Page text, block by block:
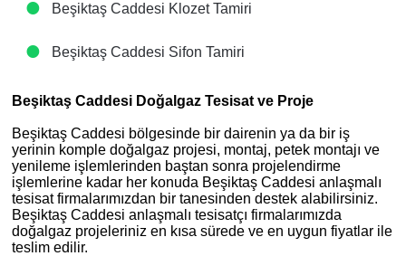
Beşiktaş Caddesi Klozet Tamiri
Beşiktaş Caddesi Sifon Tamiri
Beşiktaş Caddesi Doğalgaz Tesisat ve Proje
Beşiktaş Caddesi bölgesinde bir dairenin ya da bir iş
yerinin komple doğalgaz projesi, montaj, petek montajı ve
yenileme işlemlerinden baştan sonra projelendirme
işlemlerine kadar her konuda Beşiktaş Caddesi anlaşmalı
tesisat firmalarımızdan bir tanesinden destek alabilirsiniz.
Beşiktaş Caddesi anlaşmalı tesisatçı firmalarımızda
doğalgaz projeleriniz en kısa sürede ve en uygun fiyatlar ile
teslim edilir.